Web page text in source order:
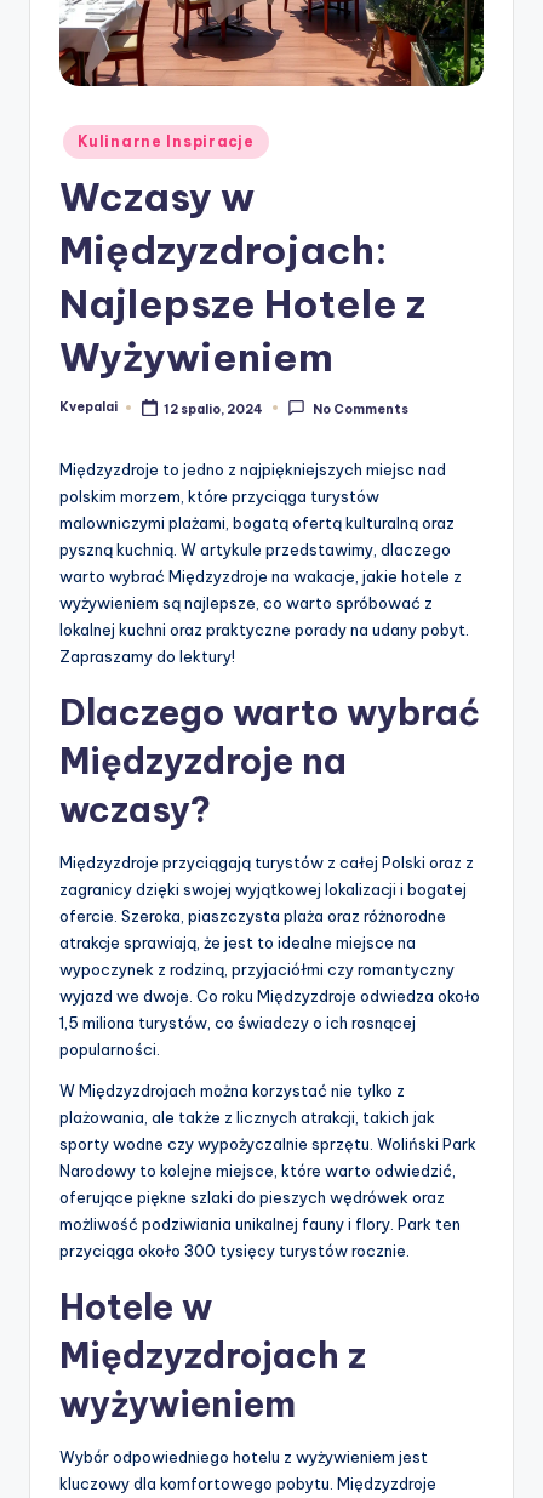
Posted
in
Kulinarne Inspiracje
Wczasy w
Międzyzdrojach:
Najlepsze Hotele z
Wyżywieniem
Posted
Kvepalai 12 spalio, 2024 No Comments
Międzyzdroje to jedno z najpiękniejszych miejsc nad
polskim morzem, które przyciąga turystów
malowniczymi plażami, bogatą ofertą kulturalną oraz
pyszną kuchnią. W artykule przedstawimy, dlaczego
warto wybrać Międzyzdroje na wakacje, jakie hotele z
wyżywieniem są najlepsze, co warto spróbować z
lokalnej kuchni oraz praktyczne porady na udany pobyt.
Zapraszamy do lektury!
Dlaczego warto wybrać
Międzyzdroje na
wczasy?
Międzyzdroje przyciągają turystów z całej Polski oraz z
zagranicy dzięki swojej wyjątkowej lokalizacji i bogatej
ofercie. Szeroka, piaszczysta plaża oraz różnorodne
atrakcje sprawiają, że jest to idealne miejsce na
wypoczynek z rodziną, przyjaciółmi czy romantyczny
wyjazd we dwoje. Co roku Międzyzdroje odwiedza około
1,5 miliona turystów, co świadczy o ich rosnącej
popularności.
W Międzyzdrojach można korzystać nie tylko z
plażowania, ale także z licznych atrakcji, takich jak
sporty wodne czy wypożyczalnie sprzętu. Woliński Park
Narodowy to kolejne miejsce, które warto odwiedzić,
oferujące piękne szlaki do pieszych wędrówek oraz
możliwość podziwiania unikalnej fauny i flory. Park ten
przyciąga około 300 tysięcy turystów rocznie.
Hotele w
Międzyzdrojach z
wyżywieniem
Wybór odpowiedniego hotelu z wyżywieniem jest
kluczowy dla komfortowego pobytu. Międzyzdroje